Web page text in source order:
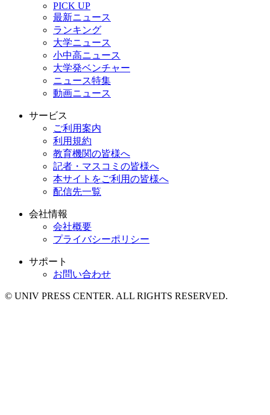
PICK UP
最新ニュース
ランキング
大学ニュース
小中高ニュース
大学発ベンチャー
ニュース特集
動画ニュース
サービス
ご利用案内
利用規約
教育機関の皆様へ
記者・マスコミの皆様へ
本サイトをご利用の皆様へ
配信先一覧
会社情報
会社概要
プライバシーポリシー
サポート
お問い合わせ
© UNIV PRESS CENTER. ALL RIGHTS RESERVED.